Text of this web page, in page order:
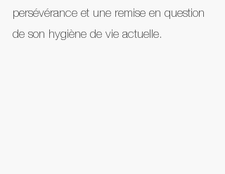
persévérance et une remise en question
de son hygiène de vie actuelle.